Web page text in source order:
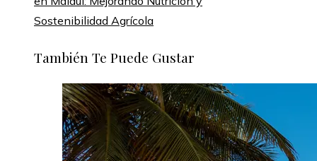
Sostenibilidad Agrícola
También Te Puede Gustar